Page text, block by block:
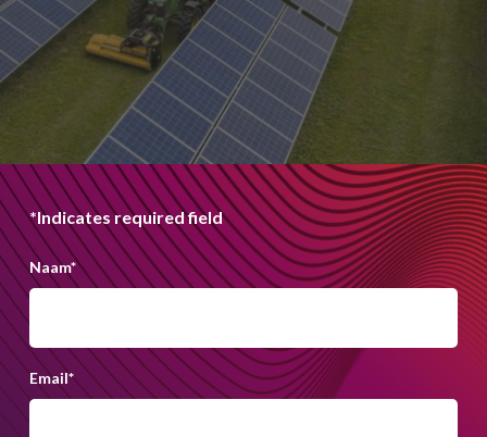
*Indicates required field
Naam*
Email*